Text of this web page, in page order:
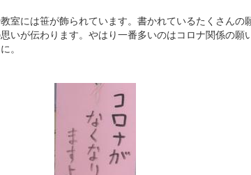
室には笹が飾られています。書かれているたくさんの
いが伝わります。やはり一番多いのはコロナ関係の願い
。